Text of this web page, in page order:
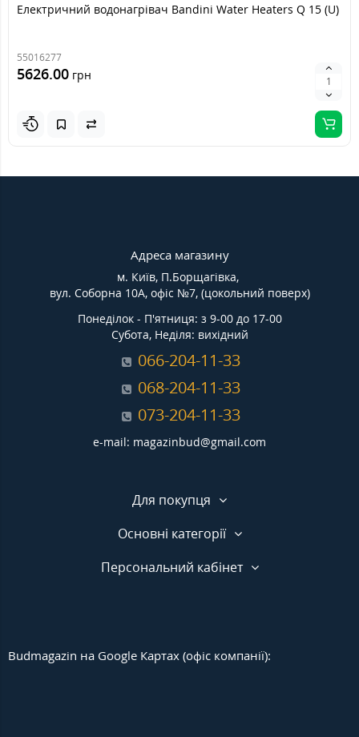
Електричний водонагрівач Bandini Water Heaters Q 15 (U)
55016277
5626.00 грн
Адреса магазину
м. Київ, П.Борщагівка,
вул. Соборна 10А, офіс №7, (цокольний поверх)
Понеділок - П'ятниця: з 9-00 до 17-00
Субота, Неділя: вихідний
066-204-11-33
068-204-11-33
073-204-11-33
e-mail: magazinbud@gmail.com
Для покупця
Основні категорії
Персональний кабінет
Budmagazin на Google Картах (офіс компанії):